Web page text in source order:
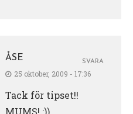
ÅSE
25 oktober, 2009 - 17:36
Tack för tipset!!
MUMS! :))
SVARA